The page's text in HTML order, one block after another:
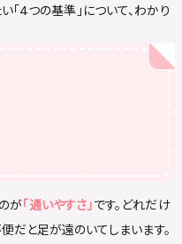
「4つの基準」について、わかり
が「通いやすさ」です。どれだけ
だと足が遠のいてしまいます。